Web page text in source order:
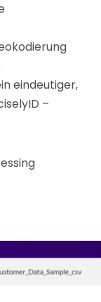
eindeutiger,
–